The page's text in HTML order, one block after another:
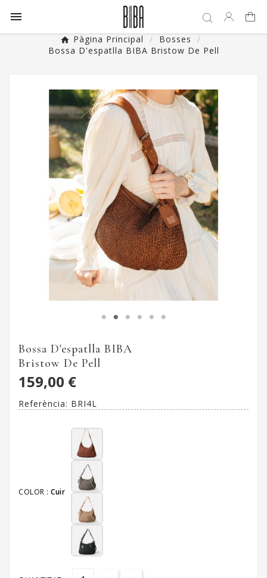

Pàgina Principal
Bosses
Bossa D'espatlla BIBA Bristow De Pell
Bossa D'espatlla BIBA
Bristow De Pell
159,00 €
Referència: BRI4L
COLOR : Cuir